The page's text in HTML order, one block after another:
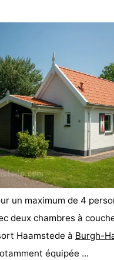
un maximum de 4
deux chambres à
Haamstede à Burgh-
équipée ...